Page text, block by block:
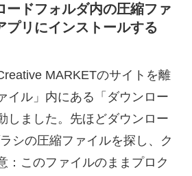
ドフォルダ内の圧縮ファ
プリにインストールする
MARKETのサイトを離
イル」内にある「ダウンロー
しました。先ほどダウンロー
シの圧縮ファイルを探し、ク
：このファイルのままプロク